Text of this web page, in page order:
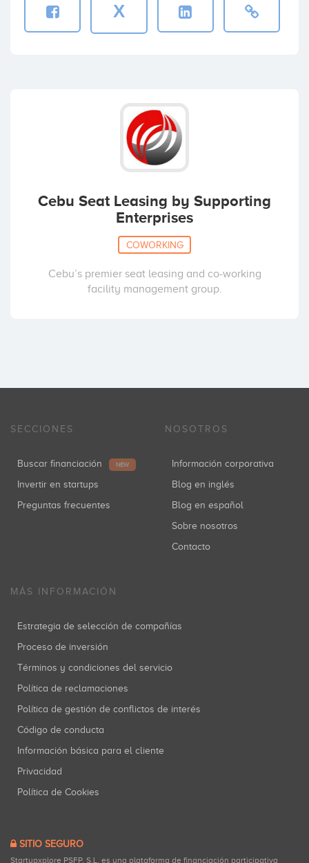
X
Cebu Seat Leasing by Supporting
Enterprises
COWORKING
Cebu’s premier seat leasing and co-working
facility management group.
SECCIONES
Buscar financiación NEW
Invertir en startups
Preguntas frecuentes
NOSOTROS
Información corporativa
Blog en inglés
Blog en español
Sobre nosotros
Contacto
MÁS INFORMACIÓN
Estrategia de selección de compañías
Proceso de inversión
Términos y condiciones del servicio
Política de reclamaciones
Política de gestión de conflictos de interés
Código de conducta
Información básica para el cliente
Privacidad
Política de Cookies
SITIO SEGURO
Startupxplore PSFP, S.L. es una plataforma de financiación participativa